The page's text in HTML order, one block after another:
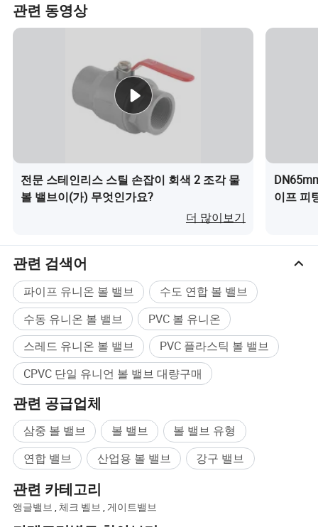
포장 및 배송
관련 동영상
전문 스테인리스 스틸 손잡이 회색 2 조각 물
볼 밸브이(가) 무엇인가요?
더 많이보기
이프 피
관련 검색어
파이프 유니온 볼 밸브
수도 연합 볼 밸브
수동 유니온 볼 밸브
PVC 볼 유니온
스레드 유니온 볼 밸브
PVC 플라스틱 볼 밸브
CPVC 단일 유니언 볼 밸브 대량구매
관련 공급업체
삼중 볼 밸브 볼 밸브
볼 밸브 유형
연합 밸브
산업용 볼 밸브 강구 밸브
관련 카테고리
앵글밸브 ,체크 벨브 , 게이트밸브